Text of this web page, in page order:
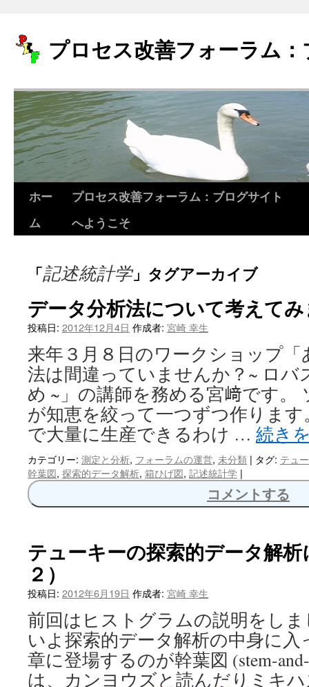
プロセス改善フォーラム
へ
ス
キ
ッ
プ
ホー
ム
プロセス改善フォーラム：ブログサイト
へようこそ
「記述統計学」タグアーカイブ
データ分析法について考えて
投稿日: 2012年12月4日 作成者: 宮崎 幸生
来年３月８日のワークショップ
法は間違っていませんか？~ ロバ
め ~」の講師を務める宮﨑です。
が知恵を絞って一つずつ作りま
で大量に生産できるわけ … 続き
カテゴリー: 測定と分析, フォーラムの運営, 未分類 | タグ: テュ
幹葉図, 探索的データ解析, 箱ひげ図, 記述統計学 |
コメントする
テューキーの探索的データ解
２）
投稿日: 2012年6月19日 作成者: 宮崎 幸生
前回はヒストグラムの説明をし
いよ探索的データ解析の中身に
章に登場するのが幹葉図 (stem-
は、カンヨウズと読んだりミキ